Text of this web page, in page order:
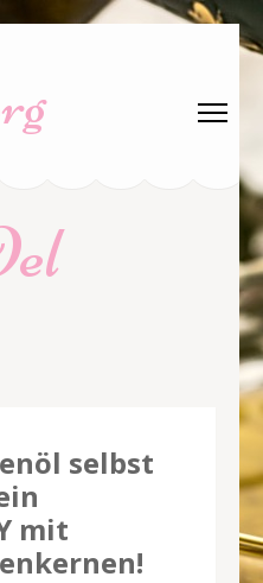
selbst
mit